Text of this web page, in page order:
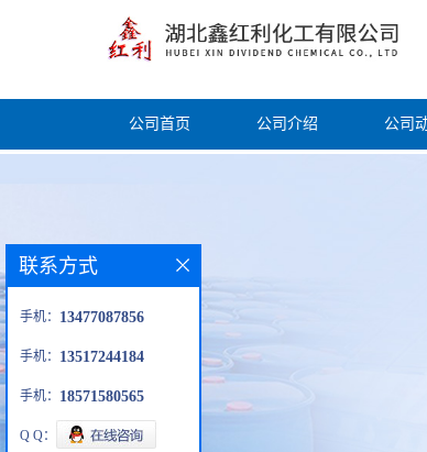
公司首页 公司介绍 公司
联系方式
手机： 13477087856
手机： 13517244184
手机： 18571580565
Q Q：